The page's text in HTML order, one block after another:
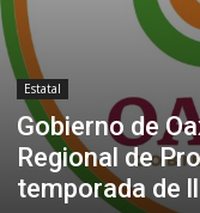
Estatal
Gobierno de
Regional de
temporada de